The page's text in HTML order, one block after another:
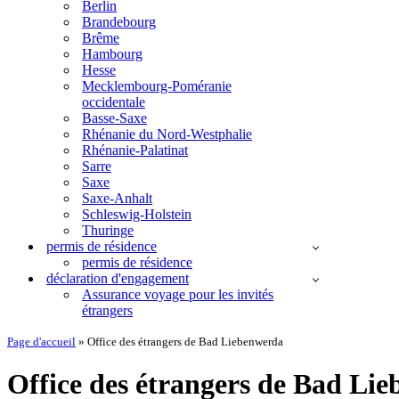
Berlin
Brandebourg
Brême
Hambourg
Hesse
Mecklembourg-Poméranie
occidentale
Basse-Saxe
Rhénanie du Nord-Westphalie
Rhénanie-Palatinat
Sarre
Saxe
Saxe-Anhalt
Schleswig-Holstein
Thuringe
permis de résidence
permis de résidence
déclaration d'engagement
Assurance voyage pour les invités
étrangers
Page d'accueil » Office des étrangers de Bad Liebenwerda
Office des étrangers de Bad